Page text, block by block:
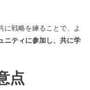
に戦略を練ることで、よ
ニティに参加し、共に学
点